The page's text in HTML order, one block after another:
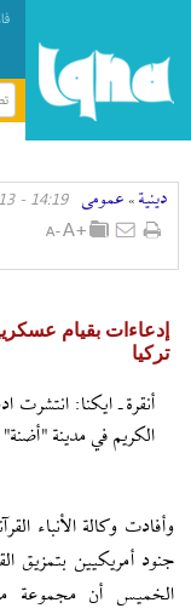
دينية » عمومی 14:19 - January 11, 2013
إدعاءات بقيام
تركيا
أنقرة ـ ايكنا: انتشرت
الكريم‏ في مدينة "أضنة"
وأفادت وكالة الأنباء
جنود أمريكيين
الخميس أن مجموعة من